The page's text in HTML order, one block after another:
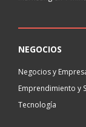
NEGOCIOS
Negocios y
Emprendimiento y
Tecnología